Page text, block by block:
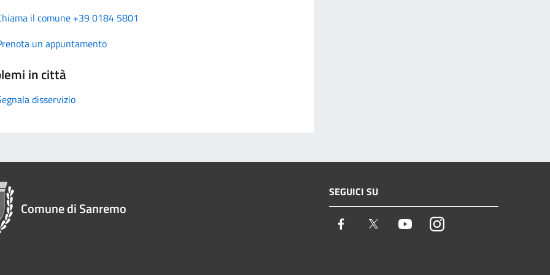
il comune +39 0184 5801
un appuntamento
in città
disservizio
Comune di Sanremo
SEGUICI SU
Facebook Twitter YoutubeInstagram